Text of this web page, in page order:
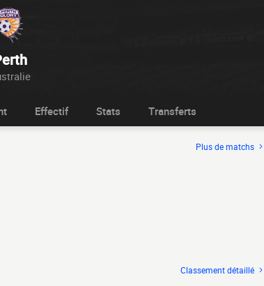
Effectif Stats Transferts
Plus de matchs
Classement détaillé